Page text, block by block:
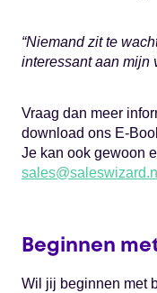
“Niemand zit te
interessant aan mijn
Vraag dan meer
download ons E-
Je kan ook gewoon
sales@saleswizard.nl
Beginnen
Wil jij beginnen met